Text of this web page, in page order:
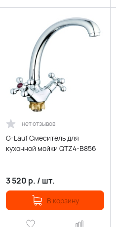
нет отзывов
G-Lauf Смеситель для
кухонной мойки QTZ4-B856
3 520 р. / шт.
В корзину